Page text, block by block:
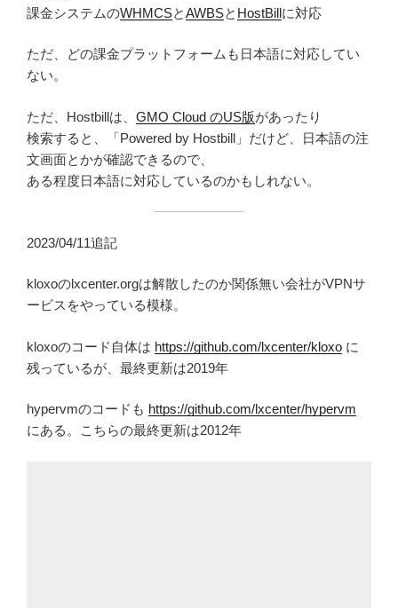
課金システムのWHMCSとAWBSと HostBillに対応
ただ、どの課金プラットフォームも日本語に対応してい
ない。
ただ、Hostbillは、 GMO Cloud のUS版があったり
検索すると、「Powered by Hostbill」だけど、日本語の注
文画面とかが確認できるので、
ある程度日本語に対応しているのかもしれない。
2023/04/11追記
kloxoのlxcenter.orgは解散したのか関係無い会社がVPNサ
ービスをやっている模様。
kloxoのコード自体は https://github.com/lxcenter/kloxo に
残っているが、最終更新は2019年
hypervmのコードも https://github.com/lxcenter/hypervm
にある。こちらの最終更新は2012年